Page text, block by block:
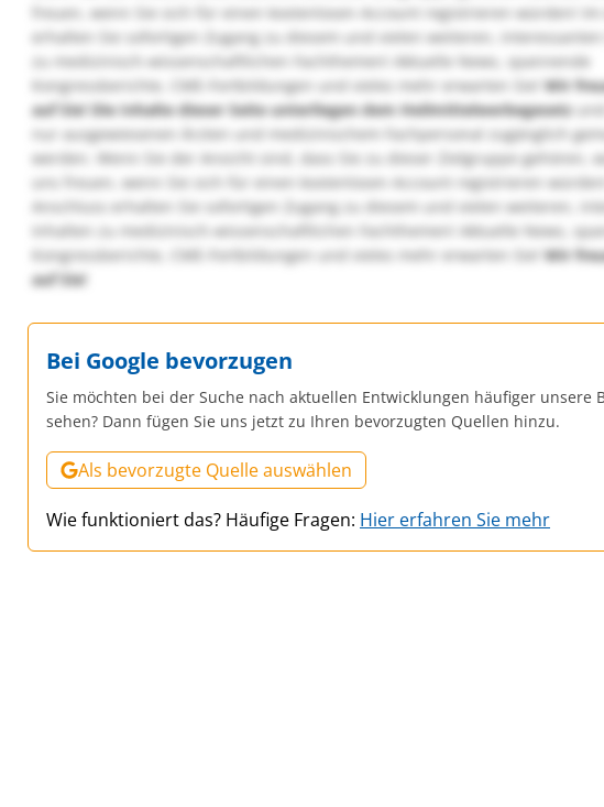
freuen, wenn Sie sich für einen kostenlosen Account registrieren würden!
erhalten Sie sofortigen Zugang zu diesem und vielen weiteren,
zu medizinisch-wissenschaftlichen Fachthemen! Aktuelle News, spannende
Kongressberichte, CME-Fortbildungen und vieles mehr erwarten Sie!Wir
auf Sie! Die Inhalte dieser Seite unterliegen dem Heilmittelwerbegesetz
nur ausgewiesenen Ärzten und medizinischem Fachpersonal zugänglich
werden. Wenn Sie der Ansicht sind, dass Sie zu dieser Zielgruppe gehören,
uns freuen, wenn Sie sich für einen kostenlosen Account registrieren
Anschluss erhalten Sie sofortigen Zugang zu diesem und vielen weiteren,
Inhalten zu medizinisch-wissenschaftlichen Fachthemen! Aktuelle News,
Kongressberichte, CME-Fortbildungen und vieles mehr erwarten Sie! Wir
auf Sie!
Bei Google bevorzugen
Sie möchten bei der Suche nach aktuellen Entwicklungen häufiger unsere
sehen? Dann fügen Sie uns jetzt zu Ihren bevorzugten Quellen hinzu.
Als bevorzugte Quelle auswählen
Wie funktioniert das? Häufige Fragen: Hier erfahren Sie mehr